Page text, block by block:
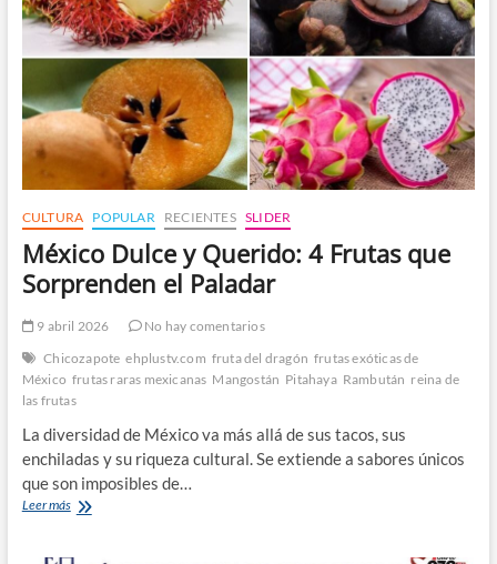
sola
o
Dañar
Órganos
vitales
CULTURA POPULAR RECIENTES SLIDER
México Dulce y Querido: 4 Frutas que
Sorprenden el Paladar
9 abril 2026
No hay comentarios
Chicozapote ehplustv.com fruta del dragón frutas exóticas de
México frutas raras mexicanas Mangostán Pitahaya Rambután reina de
las frutas
La diversidad de México va más allá de sus tacos, sus
enchiladas y su riqueza cultural. Se extiende a sabores únicos
que son imposibles de…
Leer másMéxico